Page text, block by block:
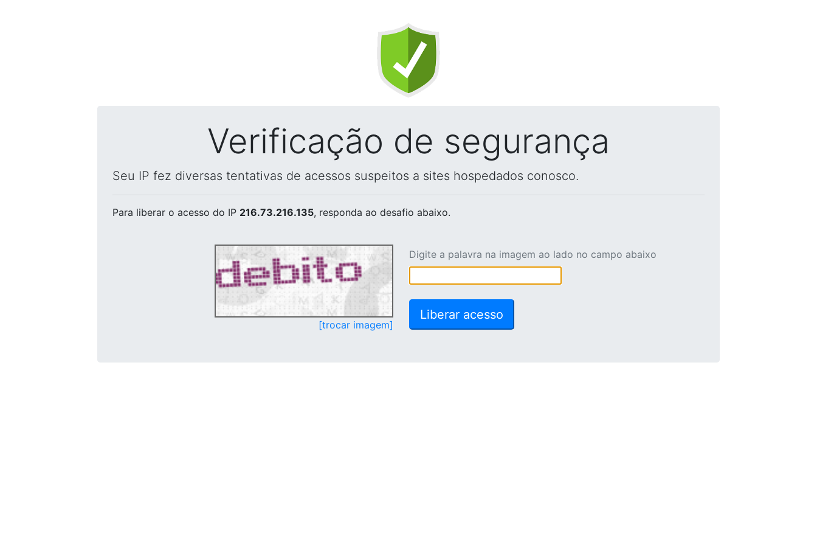
Verificação de segurança
Seu IP fez diversas tentativas de acessos suspeitos a sites hospedados conosco.
Para liberar o acesso do IP 216.73.216.135, responda ao desafio abaixo.
[trocar imagem]
Digite a palavra na imagem ao lado no campo abaixo